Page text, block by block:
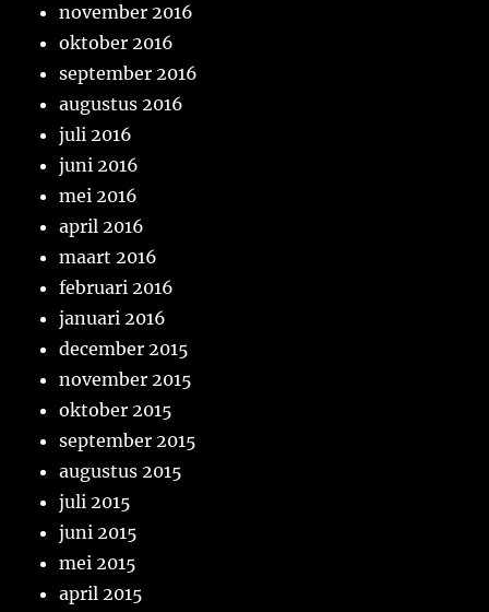
november 2016
oktober 2016
september 2016
augustus 2016
juli 2016
juni 2016
mei 2016
april 2016
maart 2016
februari 2016
januari 2016
december 2015
november 2015
oktober 2015
september 2015
augustus 2015
juli 2015
juni 2015
mei 2015
april 2015